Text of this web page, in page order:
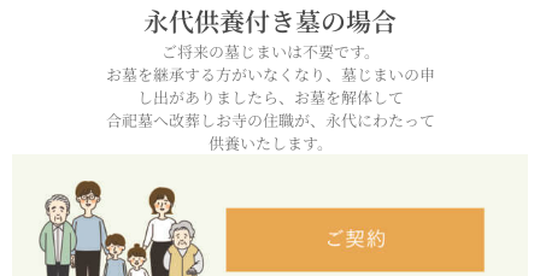
永代供養付き墓の場合
ご将来の墓じまいは不要です。
お墓を継承する方がいなくなり、墓じまいの申
し出がありましたら、お墓を解体して
合祀墓へ改葬しお寺の住職が、永代にわたって
供養いたします。